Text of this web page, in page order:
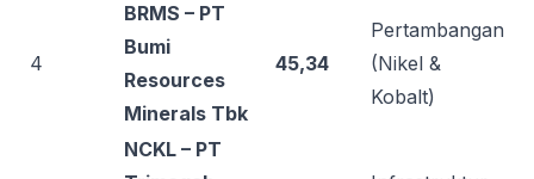
4
BRMS – PT
Bumi
Resources
Minerals Tbk
45,34
Pertambangan
(Nikel &
Kobalt)
NCKL – PT